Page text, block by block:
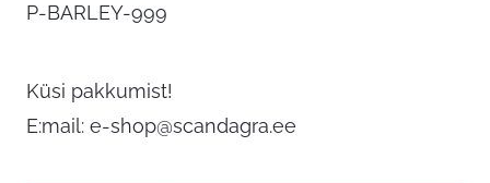
P-BARLEY-999
Küsi pakkumist!
E:mail: e-shop@scandagra.ee